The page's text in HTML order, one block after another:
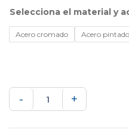
material y
Acero cromado Acero pintado
-
Canasta
+